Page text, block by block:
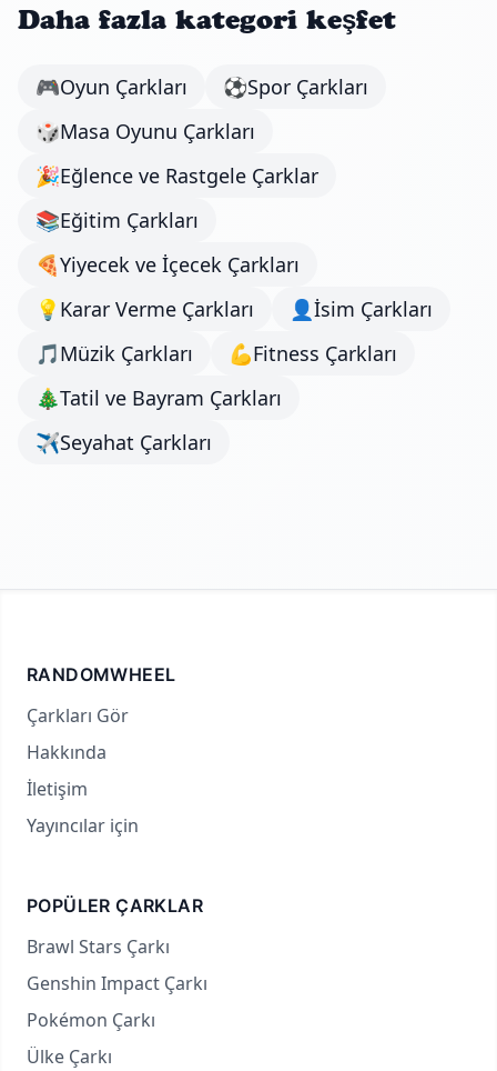
Daha fazla kategori keşfet
🎮Oyun Çarkları ⚽Spor Çarkları
🎲Masa Oyunu Çarkları
🎉Eğlence ve Rastgele Çarklar
📚Eğitim Çarkları
🍕Yiyecek ve İçecek Çarkları
💡 Karar Verme Çarkları 👤İsim Çarkları
🎵Müzik Çarkları 💪Fitness Çarkları
🎄Tatil ve Bayram Çarkları
✈️Seyahat Çarkları
RANDOMWHEEL
Çarkları Gör
Hakkında
İletişim
Yayıncılar için
POPÜLER ÇARKLAR
Brawl Stars Çarkı
Genshin Impact Çarkı
Pokémon Çarkı
Ülke Çarkı